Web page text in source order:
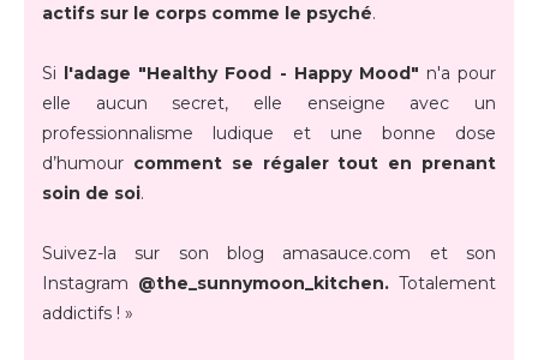
actifs sur le corps comme le psyché.
Si l'adage "Healthy Food - Happy Mood" n'a pour
elle aucun secret, elle enseigne avec un
professionnalisme ludique et une bonne dose
d’humour comment se régaler tout en prenant
soin de soi.
Suivez-la sur son blog amasauce.com et son
Instagram @the_sunnymoon_kitchen. Totalement
addictifs ! »